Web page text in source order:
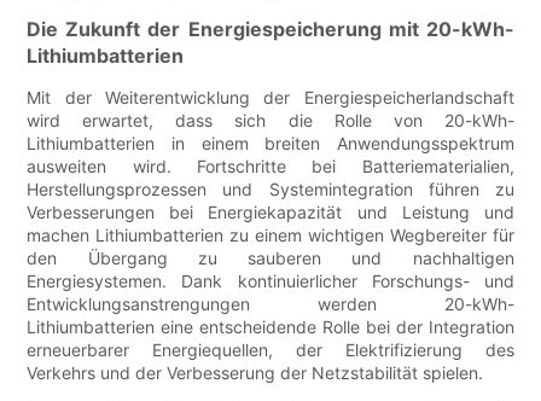
Die Zukunft der Energiespeicherung mit 20-kWh-
Lithiumbatterien
Mit der Weiterentwicklung der Energiespeicherlandschaft
wird erwartet, dass sich die Rolle von 20-kWh-
Lithiumbatterien in einem breiten Anwendungsspektrum
ausweiten wird. Fortschritte bei Batteriematerialien,
Herstellungsprozessen und Systemintegration führen zu
Verbesserungen bei Energiekapazität und Leistung und
machen Lithiumbatterien zu einem wichtigen Wegbereiter für
den Übergang zu sauberen und nachhaltigen
Energiesystemen. Dank kontinuierlicher Forschungs- und
Entwicklungsanstrengungen werden 20-kWh-
Lithiumbatterien eine entscheidende Rolle bei der Integration
erneuerbarer Energiequellen, der Elektrifizierung des
Verkehrs und der Verbesserung der Netzstabilität spielen.